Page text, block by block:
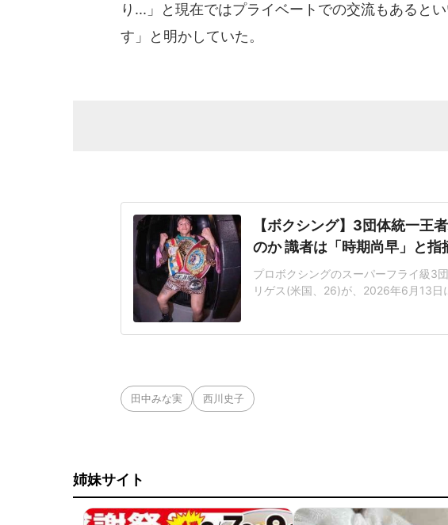
り...」と現在ではプライベートでの交流もあると
す」と明かしていた。
【ボクシング】3団体統一王
のか 識者は「時期尚早」と指
プロボクシングのスーパーフライ級3
リゲス(米国、26)が、2026年6月13日
タム級王者アントニオ・バルガス(米
げようかと検討している最中」バム
田中みな実 西川史子
姉妹サイト